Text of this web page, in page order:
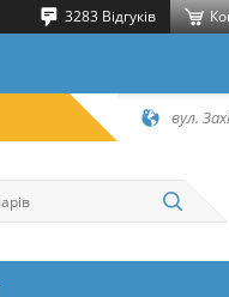
3283 Відгуків
вул.